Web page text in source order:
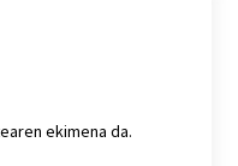
ekimena da.